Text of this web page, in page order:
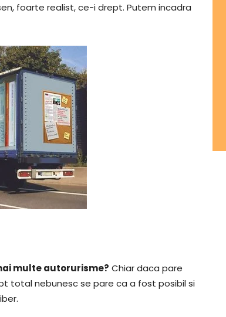
foarte realist, ce-i drept. Putem incadra
multe autorurisme? Chiar daca pare
total nebunesc se pare ca a fost posibil si